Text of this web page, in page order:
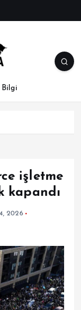
Bilgi
işletme
kapandı
2026